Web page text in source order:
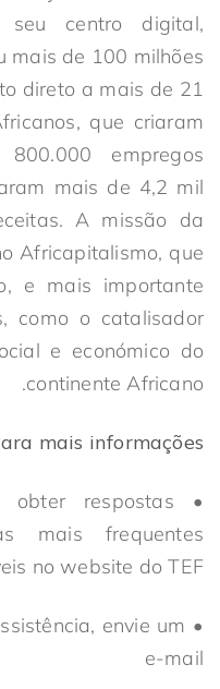
centro digital,
mais de 100 milhões
direto a mais de 21
que criaram
empregos
mais de 4,2 mil
A missão da
Africapitalismo, que
e mais importante
como o catalisador
e económico do
continente Africano.
mais informações:
obter respostas
mais frequentes
no website do TEF.
envie um
e-mail